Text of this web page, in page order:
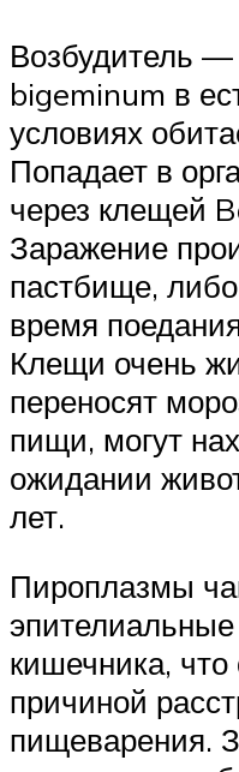
Возбудитель
bigeminum в
условиях
Попадает в
через клещей
Заражение
пастбище,
время
Клещи очень
переносят
пищи, могут
ожидании
лет.
Пироплазмы
кишечника, что
причиной
пищеварения.